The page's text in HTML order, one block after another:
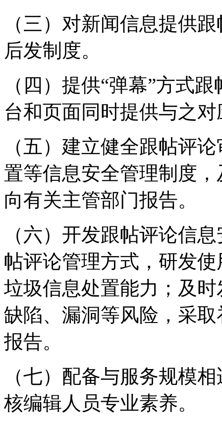
（三）对新闻信息提供
后发制度。
（四）提供“弹幕”方式
台和页面同时提供与之
（五）建立健全跟帖评
置等信息安全管理制度
向有关主管部门报告。
（六）开发跟帖评论信
帖评论管理方式，研发
垃圾信息处置能力；及
缺陷、漏洞等风险，采
报告。
（七）配备与服务规模
核编辑人员专业素养。